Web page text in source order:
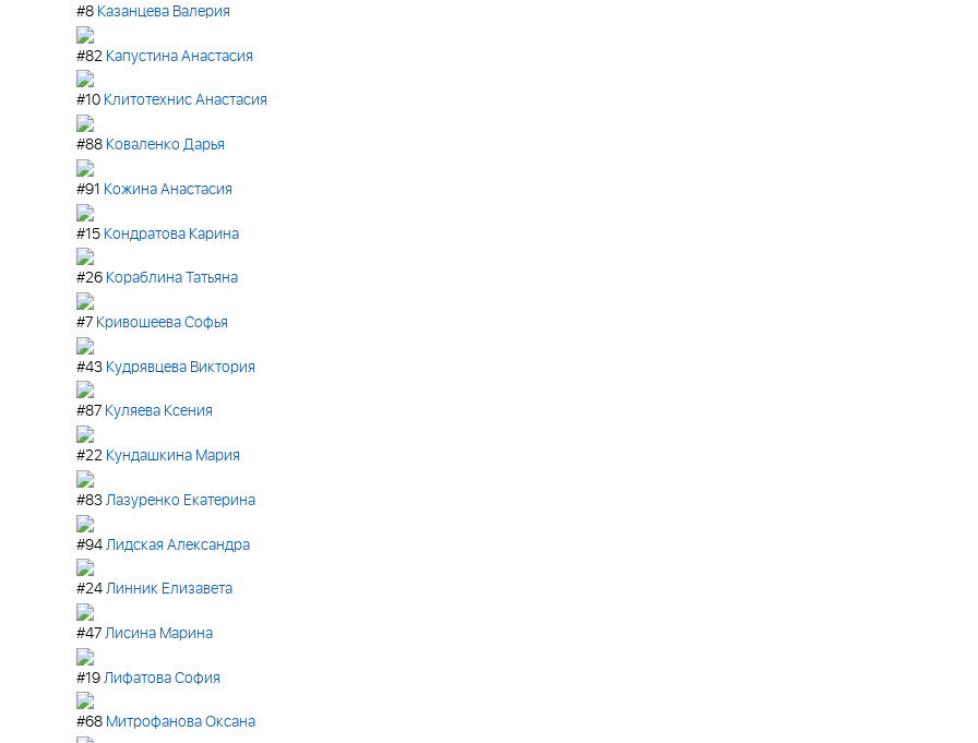
#8 Казанцева Валерия
#82 Капустина Анастасия
#10 Клитотехнис Анастасия
#88 Коваленко Дарья
#91 Кожина Анастасия
#15 Кондратова Карина
#26 Кораблина Татьяна
#7 Кривошеева Софья
#43 Кудрявцева Виктория
#87 Куляева Ксения
#22 Кундашкина Мария
#83 Лазуренко Екатерина
#94 Лидская Александра
#24 Линник Елизавета
#47 Лисина Марина
#19 Лифатова София
#68 Митрофанова Оксана